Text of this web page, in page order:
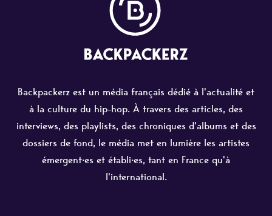
Backpackerz est un média français dédié à l'actualité et
à la culture du hip-hop. À travers des articles, des
interviews, des playlists, des chroniques d'albums et des
dossiers de fond, le média met en lumière les artistes
émergent·es et établi·es, tant en France qu'à
l'international.